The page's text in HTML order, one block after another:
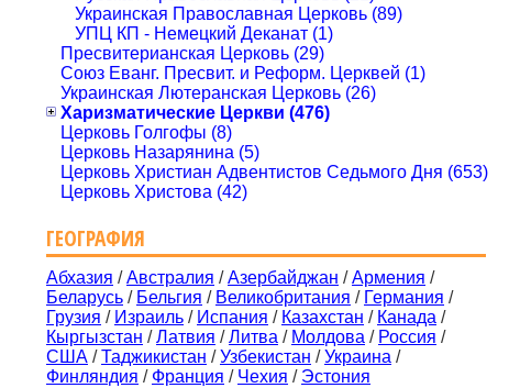
Украинская Православная Церковь (89)
УПЦ КП - Немецкий Деканат (1)
Пресвитерианская Церковь (29)
Союз Еванг. Пресвит. и Реформ. Церквей (1)
Украинская Лютеранская Церковь (26)
Харизматические Церкви (476)
Церковь Голгофы (8)
Церковь Назарянина (5)
Церковь Христиан Адвентистов Седьмого Дня (653)
Церковь Христова (42)
ГЕОГРАФИЯ
Абхазия /Австралия /Азербайджан /Армения /
Беларусь / Бельгия / Великобритания / Германия /
Грузия / Израиль / Испания / Казахстан / Канада /
Кыргызстан /Латвия /Литва / Молдова / Россия /
США /Таджикистан /Узбекистан /Украина /
Финляндия / Франция / Чехия / Эстония